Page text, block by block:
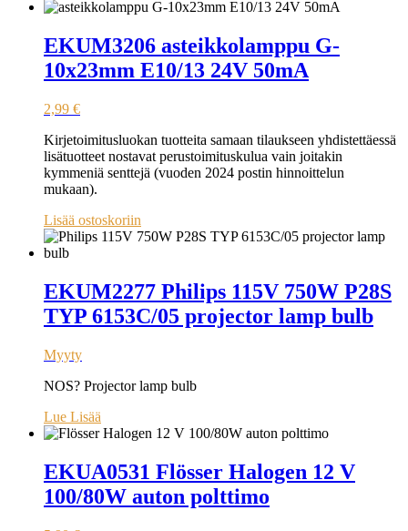
EKUM3206 asteikkolamppu G-
10x23mm E10/13 24V 50mA
2,99 €
Kirjetoimitusluokan tuotteita samaan tilaukseen yhdistettäessä
lisätuotteet nostavat perustoimituskulua vain joitakin
kymmeniä senttejä (vuoden 2024 postin hinnoittelun
mukaan).
Lisää ostoskoriin
EKUM2277 Philips 115V 750W P28S
TYP 6153C/05 projector lamp bulb
Myyty
NOS? Projector lamp bulb
Lue Lisää
EKUA0531 Flösser Halogen 12 V
100/80W auton polttimo